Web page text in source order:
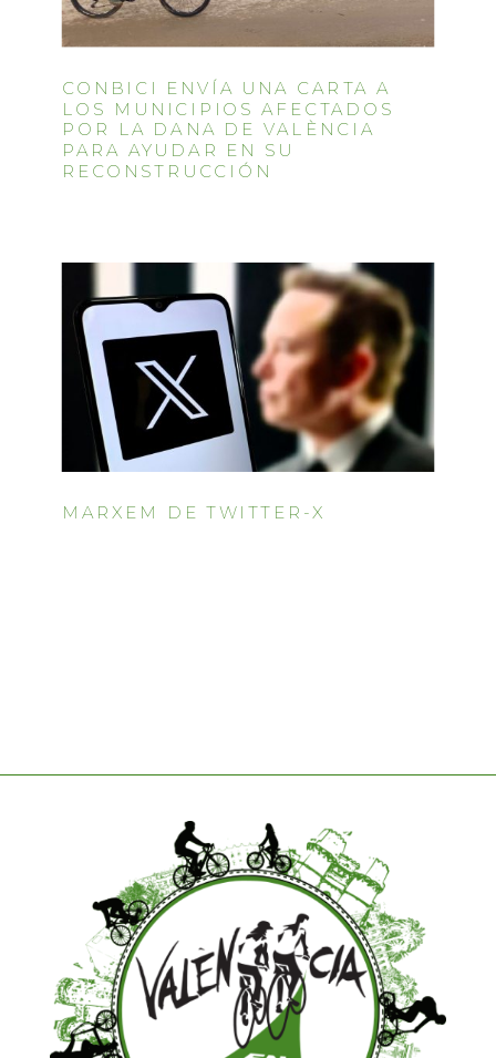
CONBICI ENVÍA UNA CARTA A
LOS MUNICIPIOS AFECTADOS
POR LA DANA DE VALÈNCIA
PARA AYUDAR EN SU
RECONSTRUCCIÓN
MARXEM DE TWITTER-X